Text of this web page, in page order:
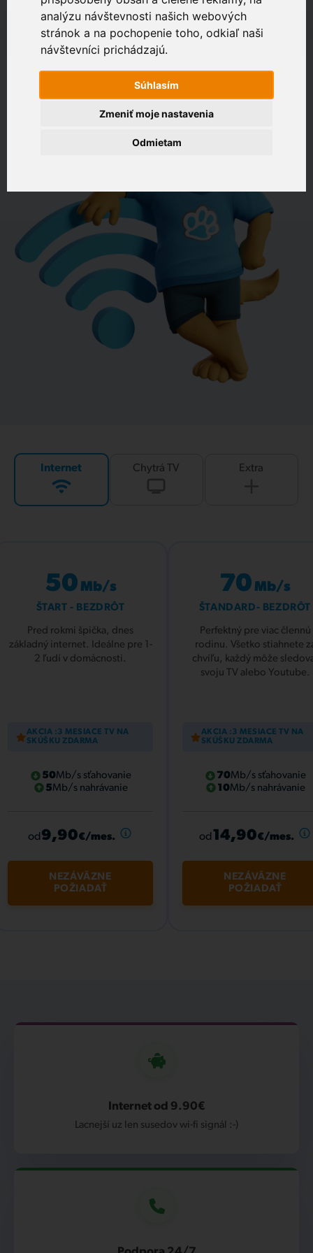
analýzu návštevnosti našich webových
stránok a na pochopenie toho, odkiaľ naši
návštevníci prichádzajú.
Súhlasím
Odmietam
Zmeniť moje nastavenia
Zákaznícky portál
napr. Drevená 574, Bratislava
Internet Chytrá TV Extra
50 Mb/s
ŠTART - BEZDRÔT
Pred rokmi špička, dnes
základný internet. Ideálne pre 1-
2 ľudí v domácnosti.
AKCIA :3 MESIACE TV NA
SKÚŠKU ZDARMA
50Mb/s sťahovanie
5 Mb/s nahrávanie
od9,90€/mes.
NEZÁVÄZNE
POŽIADAŤ
70 Mb/s
ŠTANDARD- BEZDRÔT
Perfektný pre viac člennú
rodinu. Všetko stiahnete
chvíľu, každý môže
svoju TV alebo Youtube.
AKCIA :3 MESIACE TV NA
SKÚŠKU ZDARMA
70Mb/s sťahovanie
10Mb/s nahrávanie
od14,90€/mes.
NEZÁVÄZNE
POŽIADAŤ
Internet od 9.90€
Lacnejší uz len susedov wi-fi signál :-)